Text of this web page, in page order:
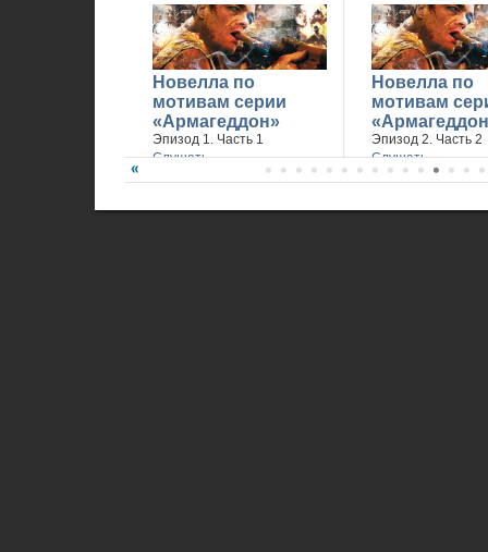
Новелла по
мотивам серии
«Армагеддон»
Эпизод 1. Часть 1
Слушать
Новелла по
мотивам
Эпизод 2. Часть 2
Слушать